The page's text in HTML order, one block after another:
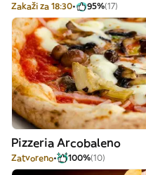
Zakaži za 18:30 95%(17)
Pizzeria Arcobaleno
Zatvoreno 100%(10)